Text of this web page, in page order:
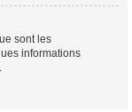
sont les
informations